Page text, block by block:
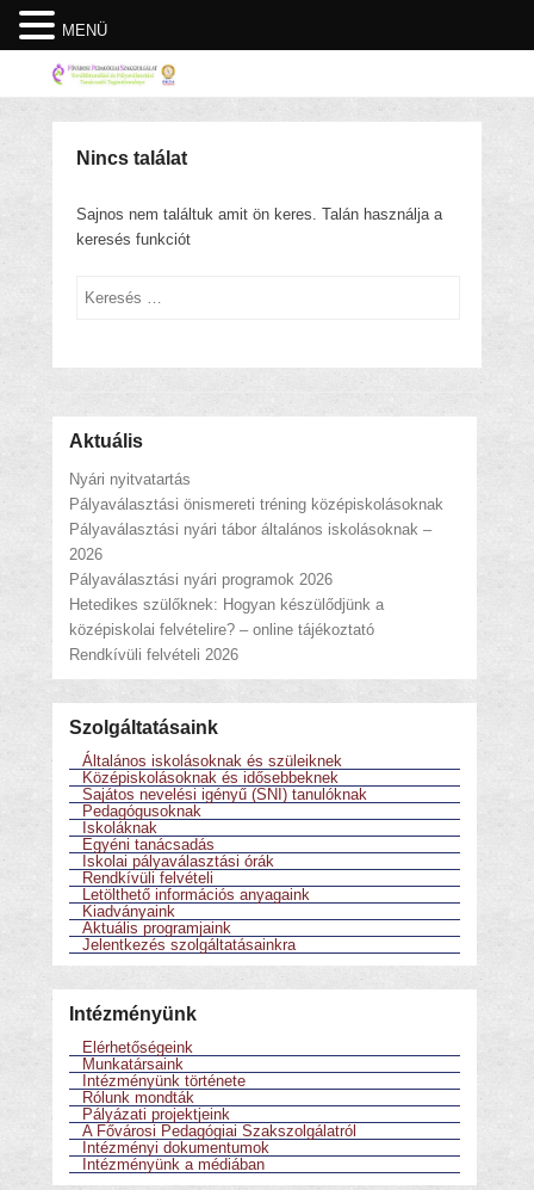
Nincs találat
Sajnos nem találtuk amit ön keres. Talán használja a
keresés funkciót
Keresés
Aktuális
Nyári nyitvatartás
Pályaválasztási önismereti tréning középiskolásoknak
Pályaválasztási nyári tábor általános iskolásoknak –
2026
Pályaválasztási nyári programok 2026
Hetedikes szülőknek: Hogyan készülődjünk a
középiskolai felvételire? – online tájékoztató
Rendkívüli felvételi 2026
Szolgáltatásaink
Általános iskolásoknak és szüleiknek
Középiskolásoknak és idősebbeknek
Sajátos nevelési igényű (SNI) tanulóknak
Pedagógusoknak
Iskoláknak
Egyéni tanácsadás
Iskolai pályaválasztási órák
Rendkívüli felvételi
Letölthető információs anyagaink
Kiadványaink
Aktuális programjaink
Jelentkezés szolgáltatásainkra
Intézményünk
Elérhetőségeink
Munkatársaink
Intézményünk története
Rólunk mondták
Pályázati projektjeink
A Fővárosi Pedagógiai Szakszolgálatról
Intézményi dokumentumok
Intézményünk a médiában
MENÜ